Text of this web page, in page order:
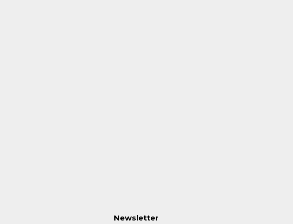
Newsletter